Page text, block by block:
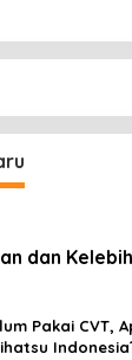
dan
Pakai CVT,